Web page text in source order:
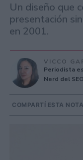
Un diseño que
presentación
en 2001.
VICCO
Periodista
Nerd del
COMPARTÍ ESTA NOTA